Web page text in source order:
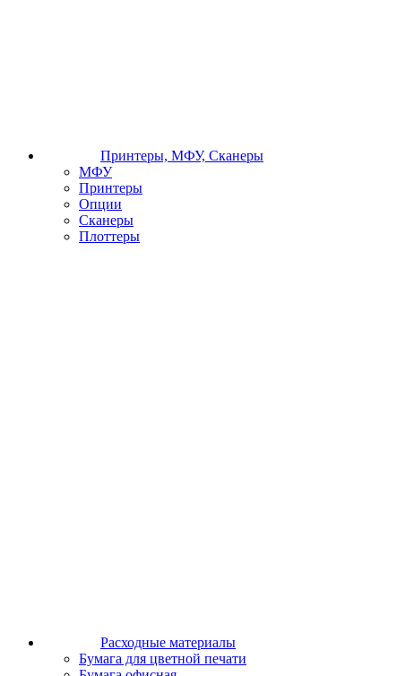
Принтеры, МФУ, Сканеры
МФУ
Принтеры
Опции
Сканеры
Плоттеры
Расходные материалы
Бумага для цветной печати